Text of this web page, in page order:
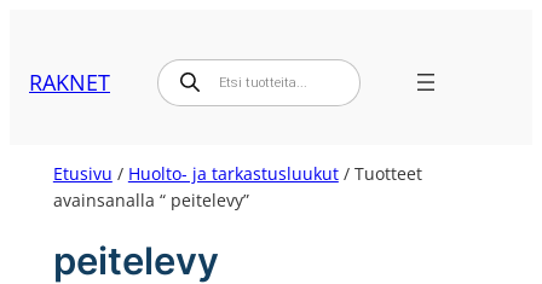
RAKNET Products
search
Etusivu / Huolto- ja tarkastusluukut/ Tuotteet
avainsanalla “ peitelevy”
peitelevy